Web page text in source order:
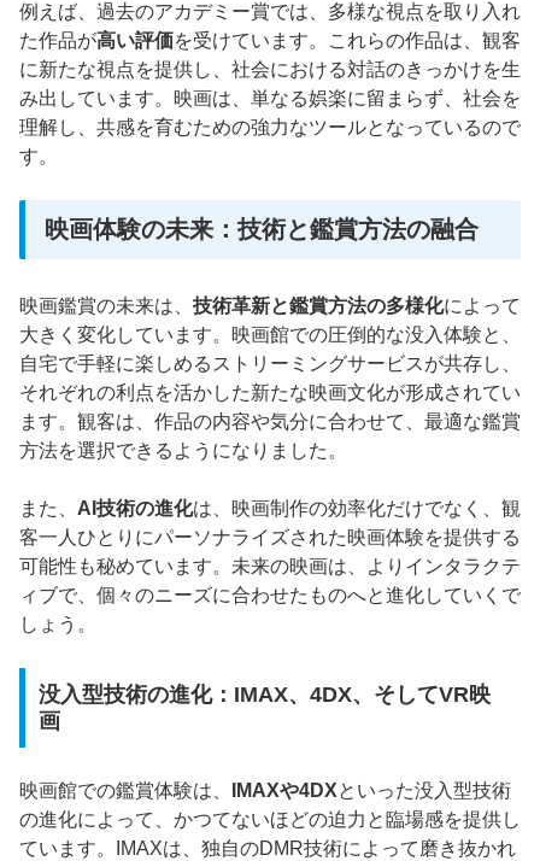
例えば、過去のアカデミー賞では、多様な視点を取り入れ
た作品が高い評価を受けています。これらの作品は、観客
に新たな視点を提供し、社会における対話のきっかけを生
み出しています。映画は、単なる娯楽に留まらず、社会を
理解し、共感を育むための強力なツールとなっているので
す。
映画体験の未来：技術と鑑賞方法の融合
映画鑑賞の未来は、 技術革新と鑑賞方法の多様化によって
大きく変化しています。映画館での圧倒的な没入体験と、
自宅で手軽に楽しめるストリーミングサービスが共存し、
それぞれの利点を活かした新たな映画文化が形成されてい
ます。観客は、作品の内容や気分に合わせて、最適な鑑賞
方法を選択できるようになりました。
また、 AI技術の進化は、映画制作の効率化だけでなく、観
客一人ひとりにパーソナライズされた映画体験を提供する
可能性も秘めています。未来の映画は、よりインタラクテ
ィブで、個々のニーズに合わせたものへと進化していくで
しょう。
没入型技術の進化：IMAX、4DX、そしてVR映
画
映画館での鑑賞体験は、 IMAXや4DXといった没入型技術
の進化によって、かつてないほどの迫力と臨場感を提供し
ています。IMAXは、独自のDMR技術によって磨き抜かれ